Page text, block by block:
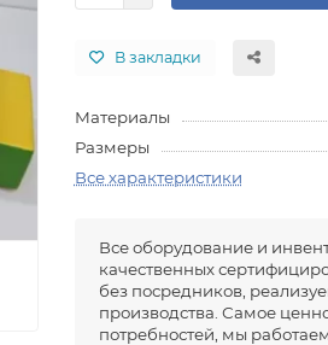
В закладки
Материалы
Размеры
Все характеристики
Все оборудование и
качественных
без посредников,
производства. Самое
потребностей, мы